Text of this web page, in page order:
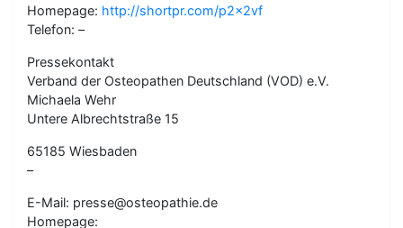
Homepage: http://shortpr.com/p2x2vf
Telefon: –
Pressekontakt
Verband der Osteopathen Deutschland (VOD) e.V.
Michaela Wehr
Untere Albrechtstraße 15
65185 Wiesbaden
–
E-Mail: presse@osteopathie.de
Homepage: